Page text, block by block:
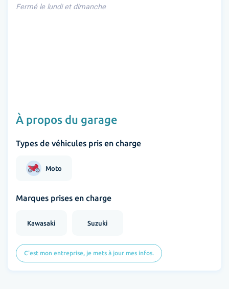
Fermé le lundi et dimanche
À propos du garage
Types de véhicules pris en charge
Moto
Marques prises en charge
Kawasaki Suzuki
C'est mon entreprise, je mets à jour mes infos.